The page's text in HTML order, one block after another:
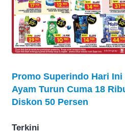
Promo Superindo Hari
Ayam Turun Cuma 18
Diskon 50 Persen
Terkini